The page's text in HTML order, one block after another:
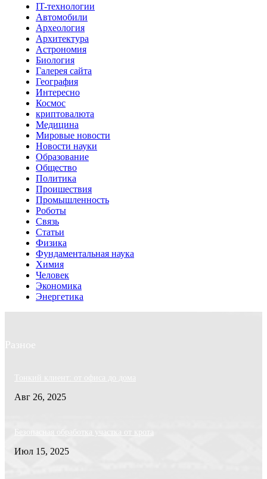
IT-технологии
Автомобили
Археология
Архитектура
Астрономия
Биология
Галерея сайта
География
Интересно
Космос
криптовалюта
Медицина
Мировые новости
Новости науки
Образование
Общество
Политика
Проишествия
Промышленность
Роботы
Связь
Статьи
Физика
Фундаментальная наука
Химия
Человек
Экономика
Энергетика
Разное
Тонкий клиент: от офиса до дома
Авг 26, 2025
Безопасная обработка участка от крота
Июл 15, 2025